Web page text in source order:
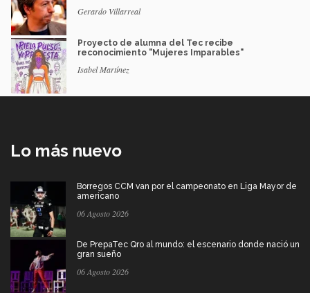
Gerardo Villarreal
Proyecto de alumna del Tec recibe
reconocimiento "Mujeres Imparables"
Isabel Martínez
Lo más nuevo
Borregos CCM van por el campeonato en Liga Mayor de
americano
06 Agosto 2026
De PrepaTec Qro al mundo: el escenario donde nació un
gran sueño
06 Agosto 2026